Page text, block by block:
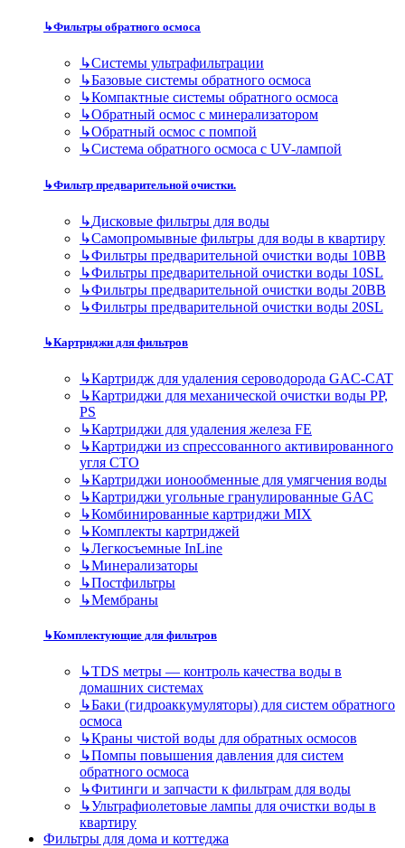
↳Фильтры обратного осмоса
↳Cистемы ультрафильтрации
↳Базовые системы обратного осмоса
↳Компактные системы обратного осмоса
↳Обратный осмос с минерализатором
↳Обратный осмос с помпой
↳Система обратного осмоса с UV-лампой
↳Фильтр предварительной очистки.
↳Дисковые фильтры для воды
↳Самопромывные фильтры для воды в квартиру
↳Фильтры предварительной очистки воды 10BB
↳Фильтры предварительной очистки воды 10SL
↳Фильтры предварительной очистки воды 20BB
↳Фильтры предварительной очистки воды 20SL
↳Картриджи для фильтров
↳Картридж для удаления сероводорода GAC-CAT
↳Картриджи для механической очистки воды PP,
PS
↳Картриджи для удаления железа FE
↳Картриджи из спрессованного активированного
угля CTO
↳Картриджи ионообменные для умягчения воды
↳Картриджи угольные гранулированные GAC
↳Комбинированные картриджи MIX
↳Комплекты картриджей
↳Легкосъемные InLine
↳Минерализаторы
↳Постфильтры
↳Мембраны
↳Комплектующие для фильтров
↳TDS метры — контроль качества воды в
домашних системах
↳Баки (гидроаккумуляторы) для систем обратного
осмоса
↳Краны чистой воды для обратных осмосов
↳Помпы повышения давления для систем
обратного осмоса
↳Фитинги и запчасти к фильтрам для воды
↳Ультрафиолетовые лампы для очистки воды в
квартиру
Фильтры для дома и коттеджа